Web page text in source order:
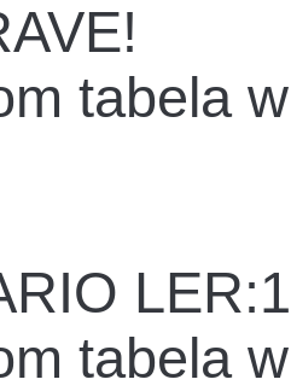
tabela
tabela